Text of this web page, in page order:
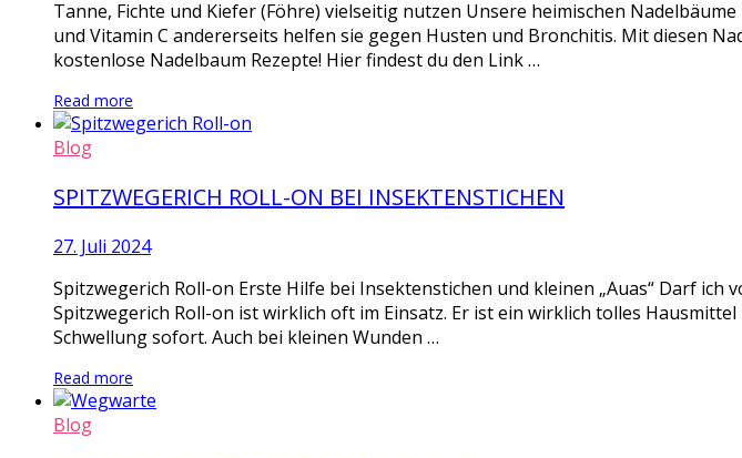
Tanne, Fichte und Kiefer (Föhre) vielseitig nutzen Unsere heimischen
und Vitamin C andererseits helfen sie gegen Husten und Bronchitis. Mit diesen
kostenlose Nadelbaum Rezepte! Hier findest du den Link …
Read more
Blog
SPITZWEGERICH ROLL-ON BEI INSEKTENSTICHEN
27. Juli 2024
Spitzwegerich Roll-on Erste Hilfe bei Insektenstichen und kleinen „Auas“ Darf
Spitzwegerich Roll-on ist wirklich oft im Einsatz. Er ist ein wirklich tolles
Schwellung sofort. Auch bei kleinen Wunden …
Read more
Blog